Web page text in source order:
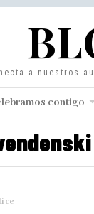
a nuestros
contigo